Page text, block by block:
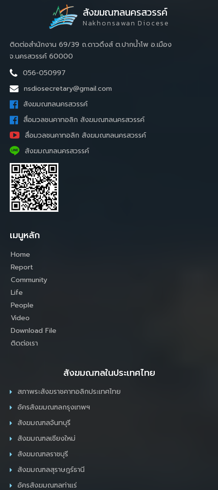
สังฆมณฑลนครสวรรค์
Nakhonsawan Diocese
ติดต่อสำนักงาน 69/39 ถ.ดาวดึงส์ ต.ปากน้ำโพ อ.เมือง
จ.นครสวรรค์ 60000
056-050997
nsdiosecretary@gmail.com
สังฆมณฑลนครสวรรค์
สื่อมวลชนคาทอลิก สังฆมณฑลนครสวรรค์
สื่อมวลชนคาทอลิก สังฆมณฑลนครสวรรค์
สังฆมณฑลนครสวรรค์
เมนูหลัก
Home
Report
Community
Life
People
Video
Download File
ติดต่อเรา
สังฆมณฑลในประเทศไทย
สภาพระสังฆราชคาทอลิกประเทศไทย
อัครสังฆมณฑลกรุงเทพฯ
สังฆมณฑลจันทบุรี
สังฆมณฑลเชียงใหม่
สังฆมณฑลราชบุรี
สังฆมณฑลสุราษฎร์ธานี
อัครสังฆมณฑลท่าแร่